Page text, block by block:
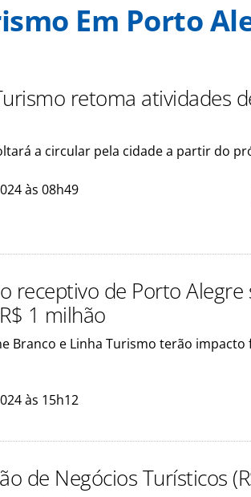
Em Porto
retoma atividades
a circular pela cidade a partir do
às 08h49
receptivo de Porto
1 milhão
Branco e Linha Turismo terão
às 15h12
de Negócios Turísticos